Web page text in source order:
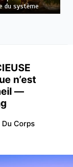
n’est
—
Corps